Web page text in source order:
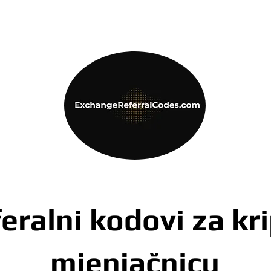
kodovi za
mjenjačnicu